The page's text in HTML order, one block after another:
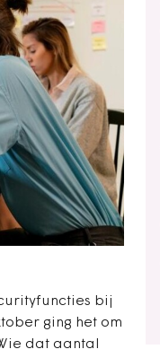
bij
ging het om
dat aantal